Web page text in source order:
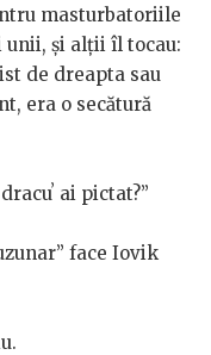
masturbatoriile
unii, și alții îl tocau:
de dreapta sau
era o secătură
ai pictat?”
face Iovik